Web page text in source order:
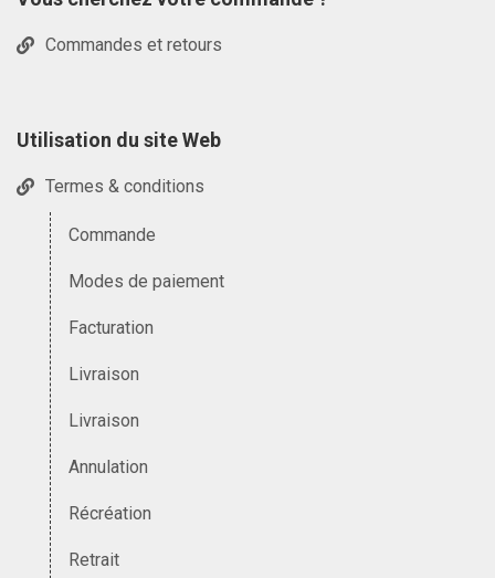
Commandes et retours
Utilisation du site Web
Termes & conditions
Commande
Modes de paiement
Facturation
Livraison
Livraison
Annulation
Récréation
Retrait